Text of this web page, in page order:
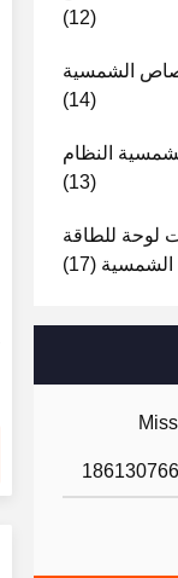
(12)
الشمسية
(14)
النظام
(13)
لوحة للطاقة
الشمسية (17)